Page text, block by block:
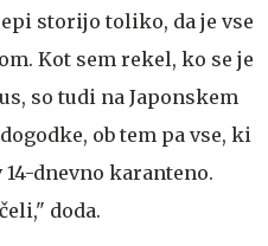
storijo toliko, da je vse
Kot sem rekel, ko se je
so tudi na Japonskem
ob tem pa vse, ki
dnevno karanteno.
doda.